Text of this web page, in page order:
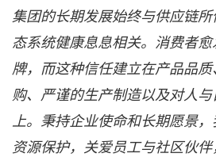
集团的长期发展始终与供应链
态系统健康息息相关。消费者
牌，而这种信任建立在产品品
购、严谨的生产制造以及对人
上。秉持企业使命和长期愿景
资源保护，关爱员工与社区伙